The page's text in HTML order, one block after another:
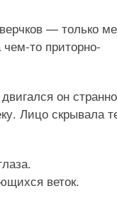
— только
то приторно-
он
Лицо скрывала
веток.